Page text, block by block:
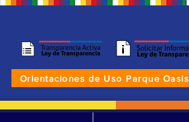
Orientaciones de Uso Parque Oasis